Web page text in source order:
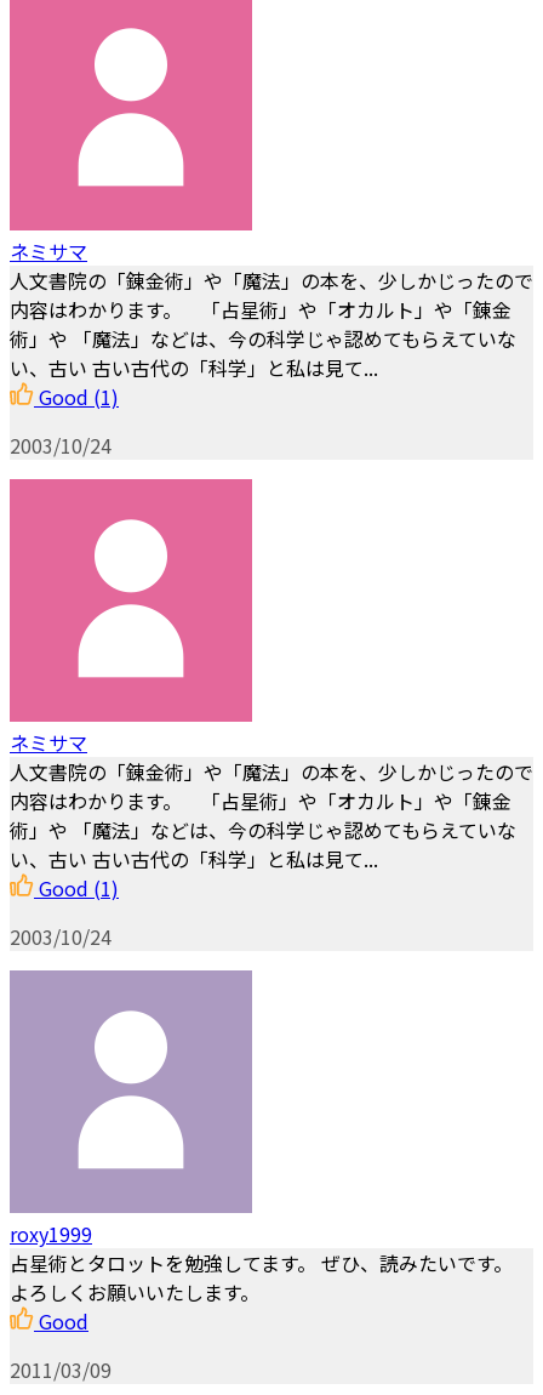
ネミサマ
人文書院の「錬金術」や「魔法」の本を、少しかじったので
内容はわかります。 「占星術」や「オカルト」や「錬金
術」や 「魔法」などは、今の科学じゃ認めてもらえていな
い、古い 古い古代の「科学」と私は見て...
Good (1)
2003/10/24
ネミサマ
人文書院の「錬金術」や「魔法」の本を、少しかじったので
内容はわかります。 「占星術」や「オカルト」や「錬金
術」や 「魔法」などは、今の科学じゃ認めてもらえていな
い、古い 古い古代の「科学」と私は見て...
Good (1)
2003/10/24
roxy1999
占星術とタロットを勉強してます。 ぜひ、読みたいです。
よろしくお願いいたします。
Good
2011/03/09